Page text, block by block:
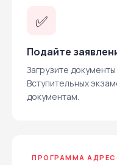
✅
Подайте
Загрузите
Вступительных
документам.
ПРОГРАММА